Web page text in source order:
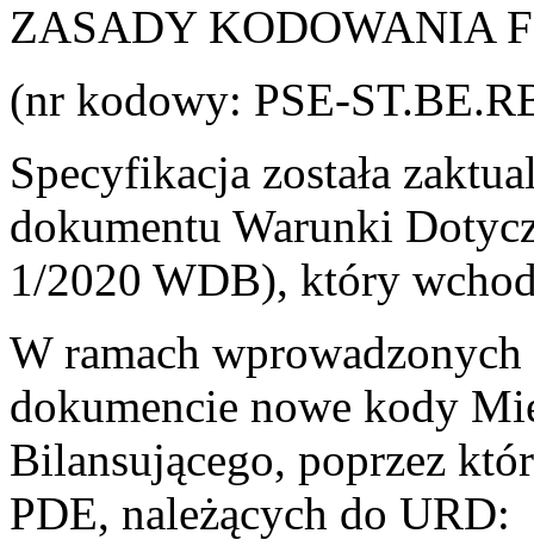
ZASADY KODOWANIA
(nr kodowy: PSE-
Specyfikacja została
dokumentu Warunki
1/2020 WDB), który
W ramach
dokumencie nowe kody
Bilansującego, poprzez
PDE, należących do URD: